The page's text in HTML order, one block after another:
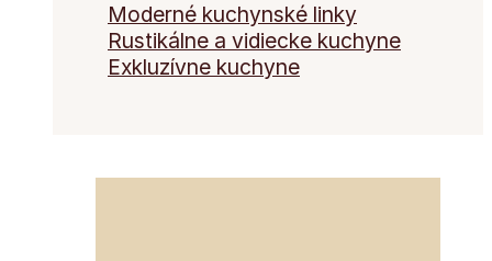
Moderné kuchynské linky
Rustikálne a vidiecke kuchyne
Exkluzívne kuchyne